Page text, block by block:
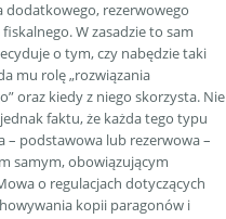
dodatkowego, rezerwowego
W zasadzie to sam
o tym, czy nabędzie taki
mu rolę „rozwiązania
oraz kiedy z niego skorzysta. Nie
faktu, że każda tego typu
– podstawowa lub rezerwowa –
samym, obowiązującym
o regulacjach dotyczących
kopii paragonów i